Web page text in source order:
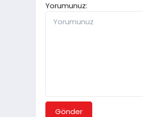
Yorumunuz:
Gönder